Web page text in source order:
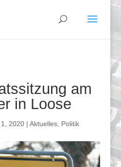
am
in Loose
2020| Aktuelles, Politik